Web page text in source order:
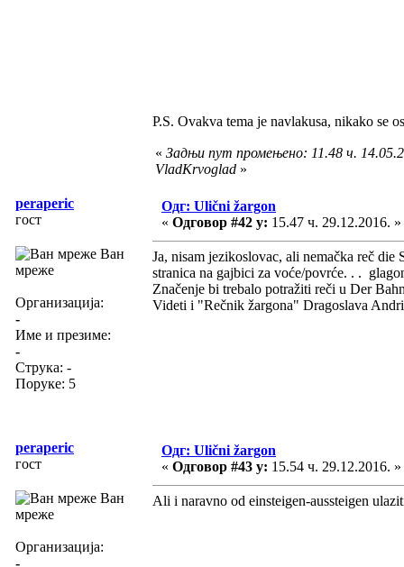
P.S. Ovakva tema je navlakusa, nikako se
« Задњи пут промењено: 11.48 ч.
VladKrvoglad »
peraperic
гост
Ван
мреже
Организација:
-
Име и презиме:
-
Струка: -
Поруке: 5
Одг: Ulični žargon
« Одговор #42 у: 15.47 ч. 29.12.2016. »
Ja, nisam jezikoslovac, ali nemačka reč die
stranica na gajbici za voće/povrće. . .
Značenje bi trebalo potražiti reči u Der
Videti i "Rečnik žargona" Dragoslava
peraperic
гост
Ван
мреже
Организација:
-
Одг: Ulični žargon
« Одговор #43 у: 15.54 ч. 29.12.2016. »
Ali i naravno od einsteigen-aussteigen